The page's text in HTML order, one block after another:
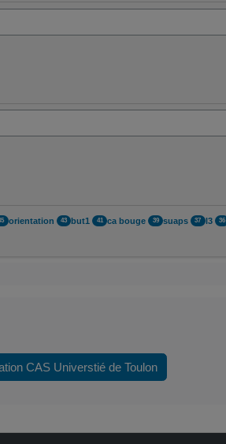
orientation 43 but1 41 ca bouge 39 suaps 37 l3 36
CAS Universtié de Toulon